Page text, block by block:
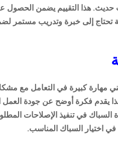
هذا التقييم يضمن الحصول
تحتاج إلى خبرة وتدريب مستمر
مهارة كبيرة في التعامل مع
يقدم فكرة أوضح عن جودة العمل
السباك في تنفيذ الإصلاحات
في اختيار السباك المناسب.